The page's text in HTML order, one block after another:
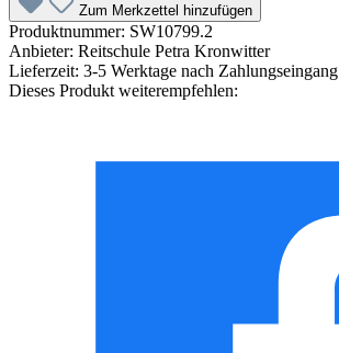
Zum Merkzettel hinzufügen
Produktnummer: SW10799.2
Anbieter: Reitschule Petra Kronwitter
Lieferzeit: 3-5 Werktage nach Zahlungseingang
Dieses Produkt weiterempfehlen: